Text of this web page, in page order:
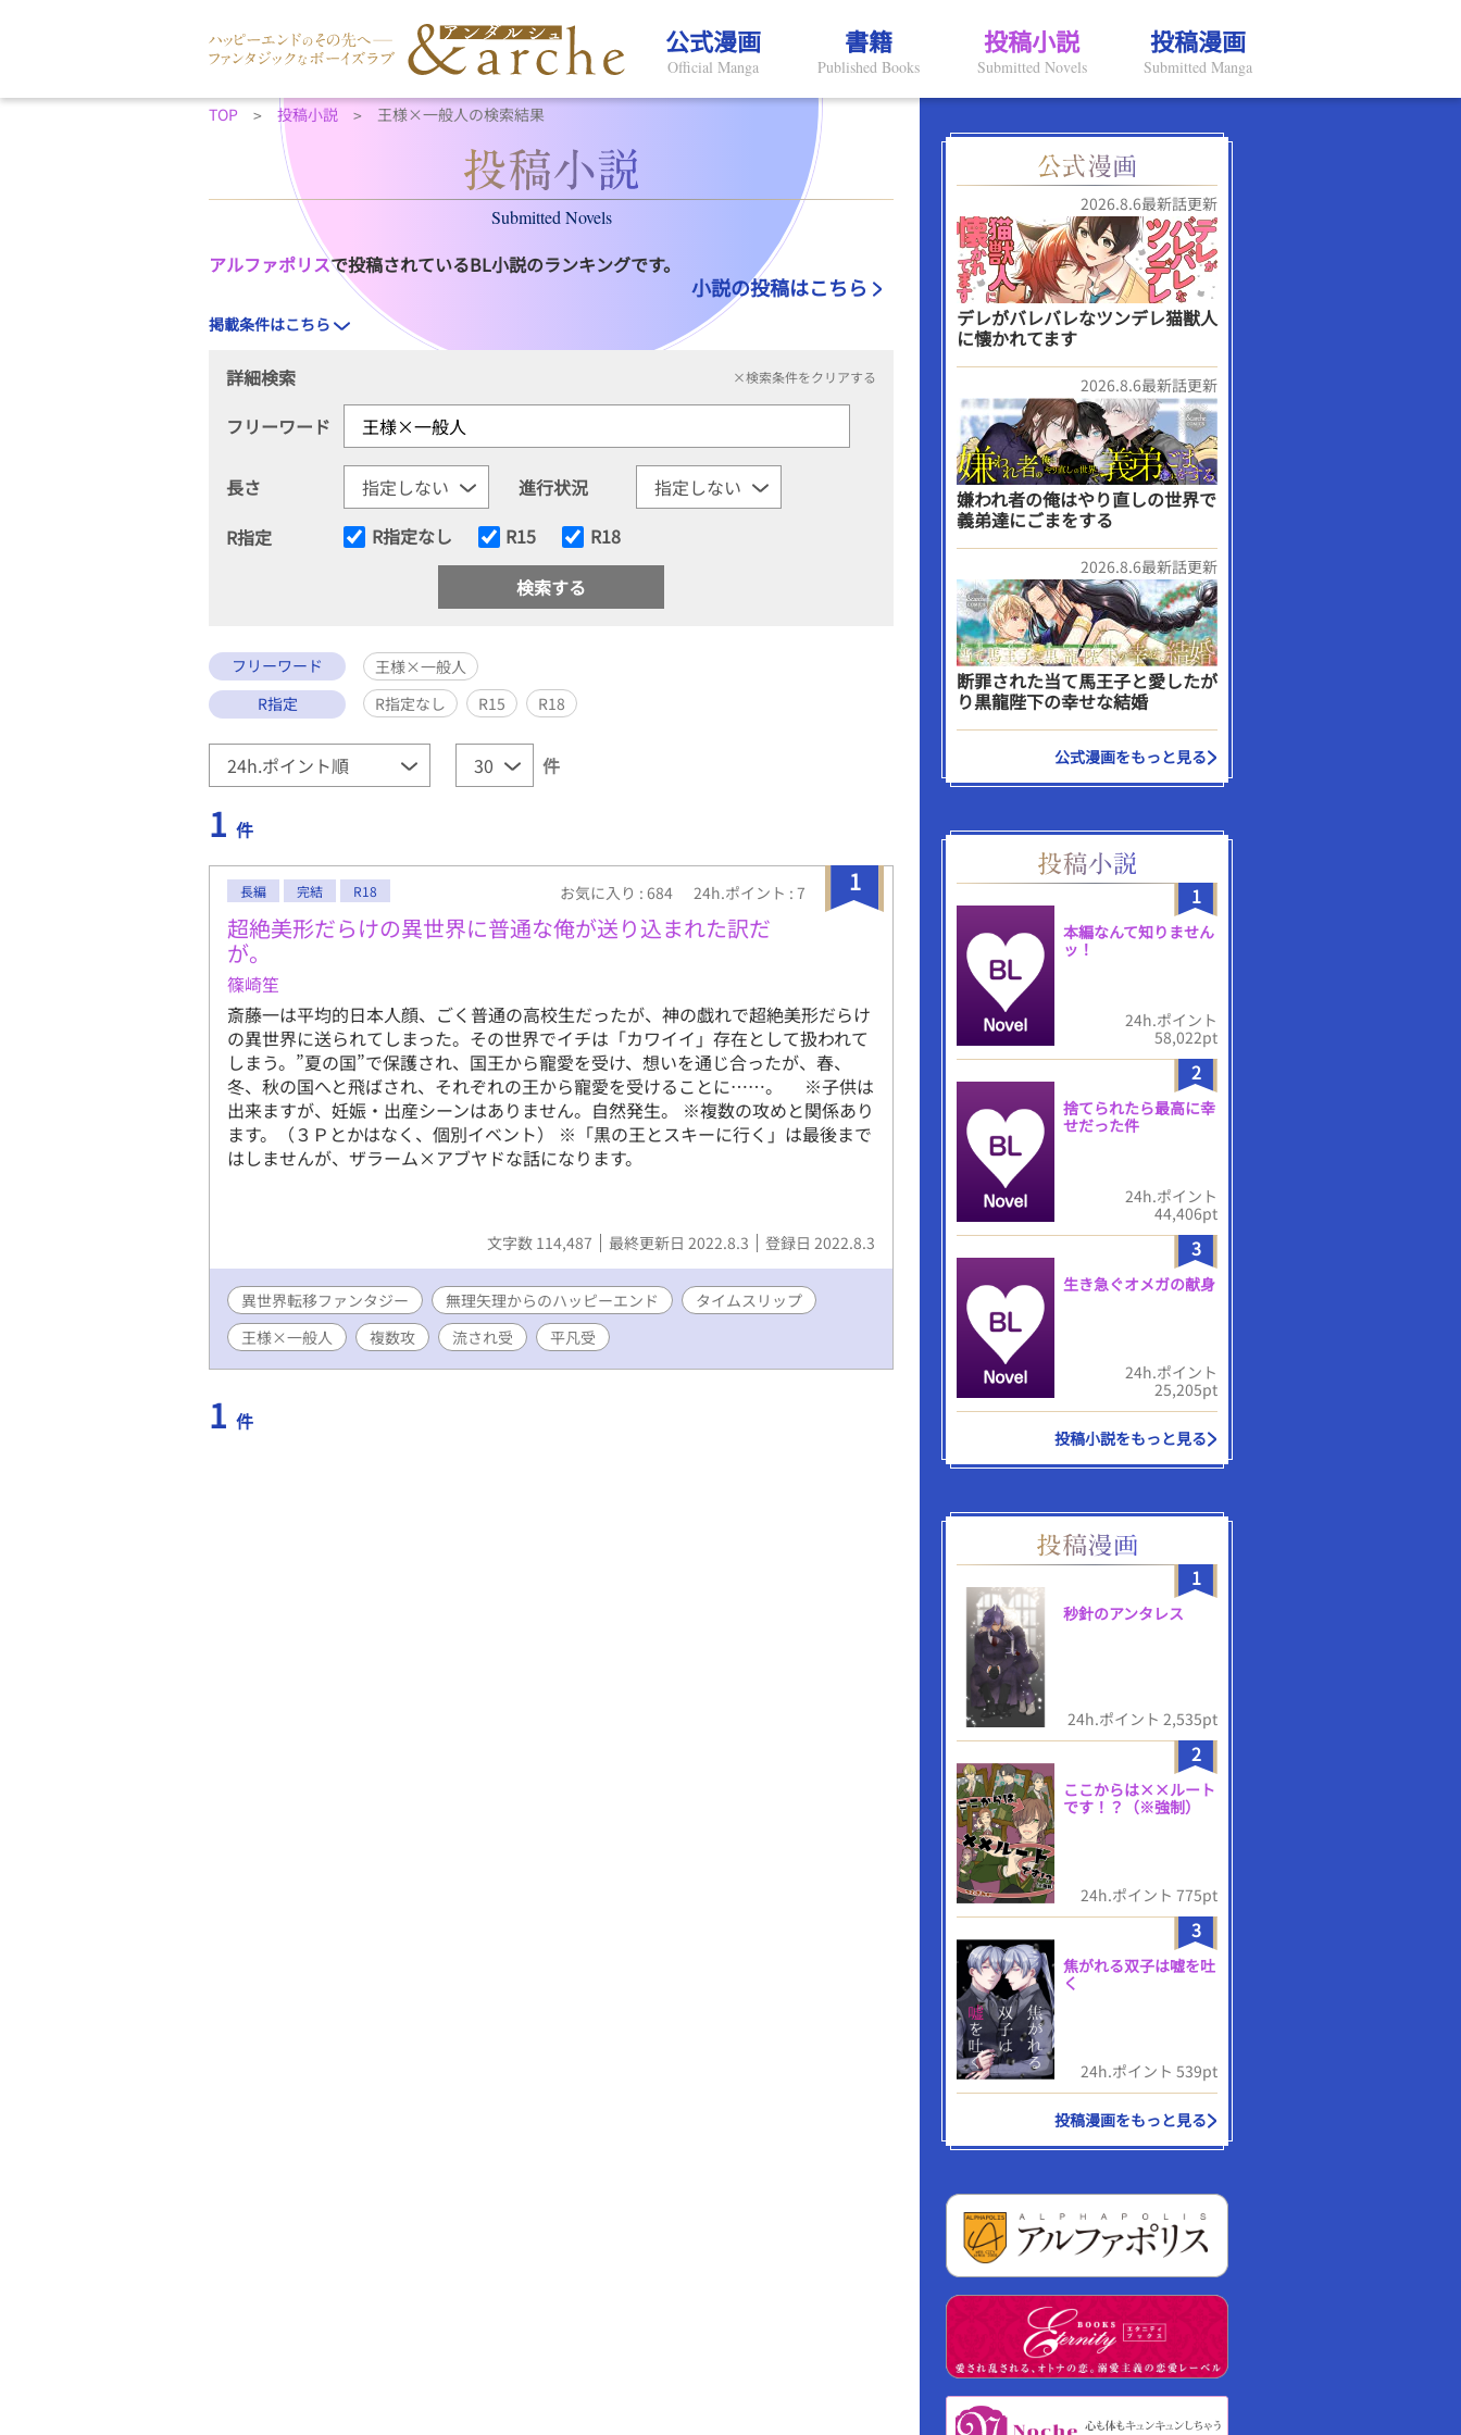
公式漫画
Official Manga
書籍
Published Books
投稿小説
Submitted Novels
投稿漫画
Submitted Manga
TOP 投稿小説 王様×一般人の検索結果
Submitted Novels
アルファポリスで投稿されているBL小説のランキングです。
小説の投稿はこちら
掲載条件はこちら
詳細検索 ×検索条件をクリアする
フリーワード
長さ
進行状況
R指定
R指定なし R15 R18
フリーワード
王様×一般人
R指定
R指定なし R15 R18
件
1 件
1
長編 完結 R18 お気に入り : 684 24h.ポイント : 7
超絶美形だらけの異世界に普通な俺が送り込まれた訳だ
が。
篠崎笙
斎藤一は平均的日本人顔、ごく普通の高校生だったが、神の戯れで超絶美形だらけ
の異世界に送られてしまった。その世界でイチは「カワイイ」存在として扱われて
しまう。”夏の国”で保護され、国王から寵愛を受け、想いを通じ合ったが、春、
冬、秋の国へと飛ばされ、それぞれの王から寵愛を受けることに……。 ※子供は
出来ますが、妊娠・出産シーンはありません。自然発生。 ※複数の攻めと関係あり
ます。（３Ｐとかはなく、個別イベント） ※「黒の王とスキーに行く」は最後まで
はしませんが、ザラーム×アブヤドな話になります。
文字数 114,487 最終更新日 2022.8.3 登録日 2022.8.3
異世界転移ファンタジー 無理矢理からのハッピーエンド
タイムスリップ
王様×一般人
複数攻 流され受 平凡受
1 件
2026.8.6最新話更新
デレがバレバレなツンデレ猫獣人
に懐かれてます
2026.8.6最新話更新
嫌われ者の俺はやり直しの世界で
義弟達にごまをする
2026.8.6最新話更新
断罪された当て馬王子と愛したが
り黒龍陛下の幸せな結婚
公式漫画をもっと見る
1
本編なんて知りません
ッ！
24h.ポイント
58,022pt
2
捨てられたら最高に幸
せだった件
24h.ポイント
44,406pt
3
生き急ぐオメガの献身
24h.ポイント
25,205pt
投稿小説をもっと見る
1
秒針のアンタレス
24h.ポイント 2,535pt
2
ここからは××ルート
です！？（※強制）
24h.ポイント 775pt
3
焦がれる双子は嘘を吐
く
24h.ポイント 539pt
投稿漫画をもっと見る